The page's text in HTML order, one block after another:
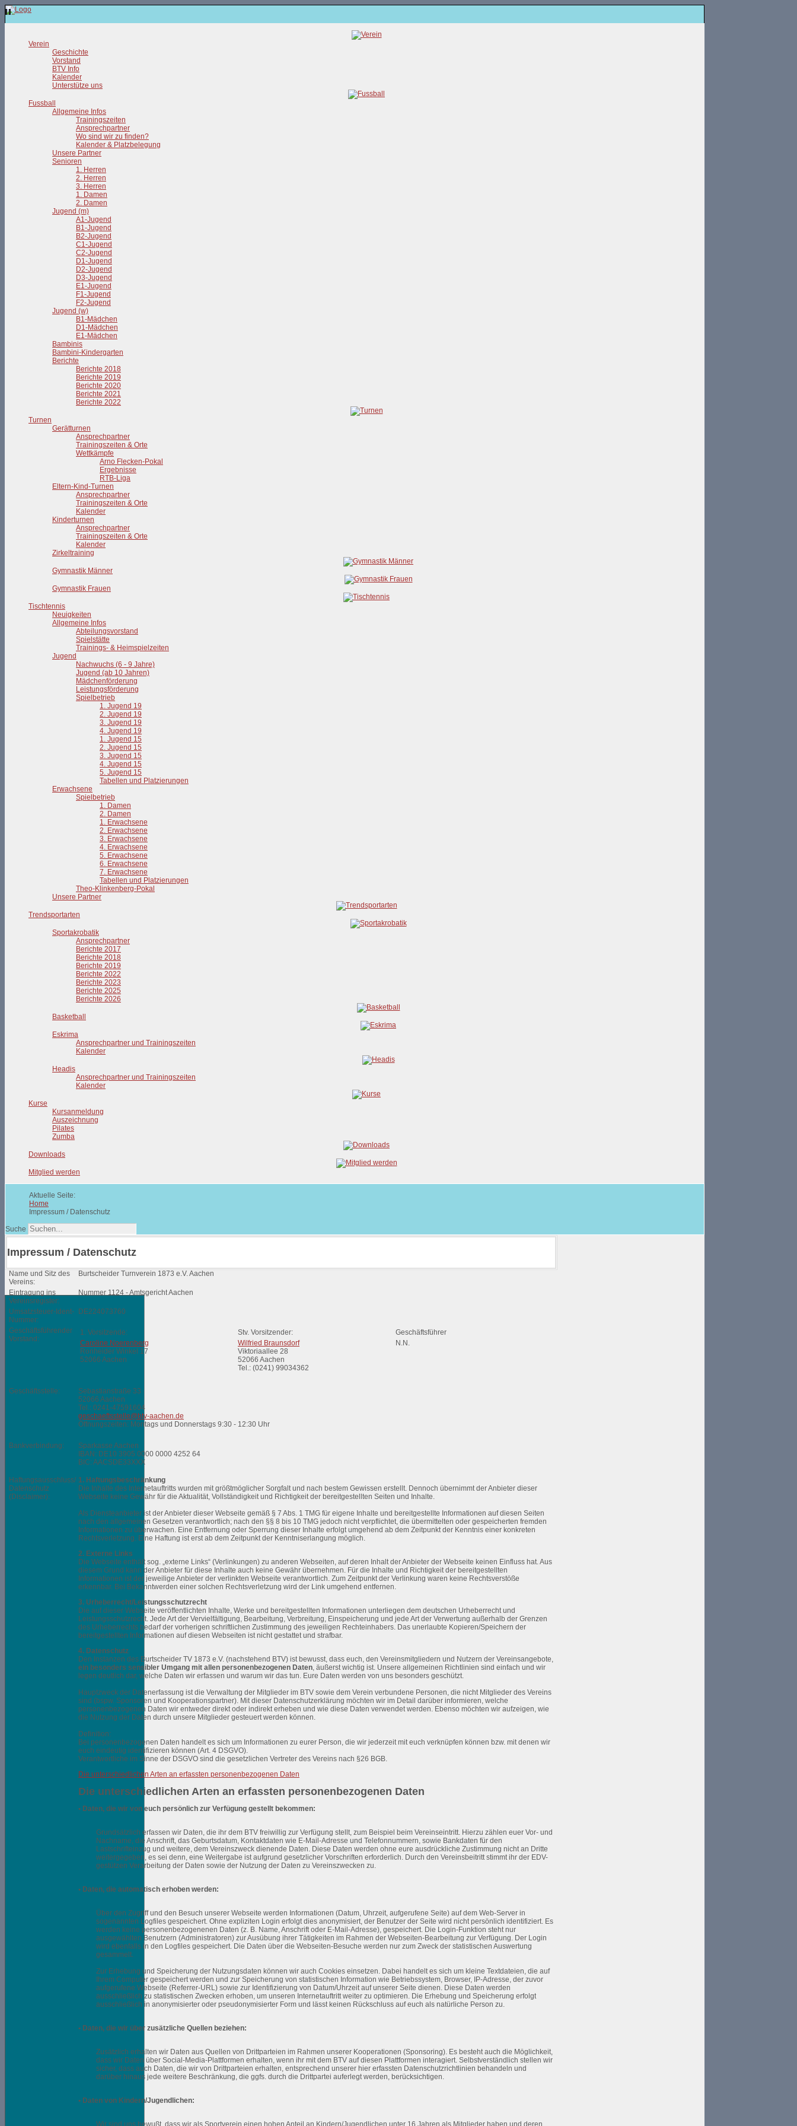
Verein
Geschichte
Vorstand
BTV Info
Kalender
Unterstütze uns
Fussball
Allgemeine Infos
Trainingszeiten
Ansprechpartner
Wo sind wir zu finden?
Kalender & Platzbelegung
Unsere Partner
Senioren
1. Herren
2. Herren
3. Herren
1. Damen
2. Damen
Jugend (m)
A1-Jugend
B1-Jugend
B2-Jugend
C1-Jugend
C2-Jugend
D1-Jugend
D2-Jugend
D3-Jugend
E1-Jugend
F1-Jugend
F2-Jugend
Jugend (w)
B1-Mädchen
D1-Mädchen
E1-Mädchen
Bambinis
Bambini-Kindergarten
Berichte
Berichte 2018
Berichte 2019
Berichte 2020
Berichte 2021
Berichte 2022
Turnen
Gerätturnen
Ansprechpartner
Trainingszeiten & Orte
Wettkämpfe
Arno Flecken-Pokal
Ergebnisse
RTB-Liga
Eltern-Kind-Turnen
Ansprechpartner
Trainingszeiten & Orte
Kalender
Kinderturnen
Ansprechpartner
Trainingszeiten & Orte
Kalender
Zirkeltraining
Gymnastik Männer
Gymnastik Frauen
Tischtennis
Neuigkeiten
Allgemeine Infos
Abteilungsvorstand
Spielstätte
Trainings- & Heimspielzeiten
Jugend
Nachwuchs (6 - 9 Jahre)
Jugend (ab 10 Jahren)
Mädchenförderung
Leistungsförderung
Spielbetrieb
1. Jugend 19
2. Jugend 19
3. Jugend 19
4. Jugend 19
1. Jugend 15
2. Jugend 15
3. Jugend 15
4. Jugend 15
5. Jugend 15
Tabellen und Platzierungen
Erwachsene
Spielbetrieb
1. Damen
2. Damen
1. Erwachsene
2. Erwachsene
3. Erwachsene
4. Erwachsene
5. Erwachsene
6. Erwachsene
7. Erwachsene
Tabellen und Platzierungen
Theo-Klinkenberg-Pokal
Unsere Partner
Trendsportarten
Sportakrobatik
Ansprechpartner
Berichte 2017
Berichte 2018
Berichte 2019
Berichte 2022
Berichte 2023
Berichte 2025
Berichte 2026
Basketball
Eskrima
Ansprechpartner und Trainingszeiten
Kalender
Headis
Ansprechpartner und Trainingszeiten
Kalender
Kurse
Kursanmeldung
Auszeichnung
Pilates
Zumba
Downloads
Mitglied werden
Aktuelle Seite:
Home
Impressum / Datenschutz
Suche
Impressum / Datenschutz
Name und Sitz des
Vereins:
Burtscheider Turnverein 1873 e.V. Aachen
Eintragung ins
Vereinsregister:
Nummer 1124 - Amtsgericht Aachen
Umsatzsteuer-Ident-
Nummer:
DE224073760
Geschäftsführender
Vorstand:
1. Vorsitzende: Stv. Vorsitzender:
Geschäftsführer
Caroline Noerenberg
Ronheider Winkel 17
52066 Aachen
Wilfried Braunsdorf
Viktoriaallee 28
52066 Aachen
Tel.: (0241) 99034362
N.N.
Geschäftsstelle:
Sebastianstraße 33
52066 Aachen
Tel.: 0241-47591604
geschaeftsstelle@btv-aachen.de
Öffnungszeiten: Montags und Donnerstags 9:30 - 12:30 Uhr
Bankverbindung:
Sparkasse Aachen
IBAN: DE10 3905 0000 0000 4252 64
BIC: AACSDE33XXX
Haftungsausschluss/
Datenschutz
(Disclaimer):
1. Haftungsbeschränkung
Die Inhalte des Internetauftritts wurden mit größtmöglicher Sorgfalt und nach bestem Gewissen erstellt. Dennoch übernimmt der Anbieter dieser
Webseite keine Gewähr für die Aktualität, Vollständigkeit und Richtigkeit der bereitgestellten Seiten und Inhalte.
Als Diensteanbieter ist der Anbieter dieser Webseite gemäß § 7 Abs. 1 TMG für eigene Inhalte und bereitgestellte Informationen auf diesen Seiten
nach den allgemeinen Gesetzen verantwortlich; nach den §§ 8 bis 10 TMG jedoch nicht verpflichtet, die übermittelten oder gespeicherten fremden
Informationen zu überwachen. Eine Entfernung oder Sperrung dieser Inhalte erfolgt umgehend ab dem Zeitpunkt der Kenntnis einer konkreten
Rechtsverletzung. Eine Haftung ist erst ab dem Zeitpunkt der Kenntniserlangung möglich.
2. Externe Links
Die Webseite enthält sog. „externe Links“ (Verlinkungen) zu anderen Webseiten, auf deren Inhalt der Anbieter der Webseite keinen Einfluss hat. Aus
diesem Grund kann der Anbieter für diese Inhalte auch keine Gewähr übernehmen. Für die Inhalte und Richtigkeit der bereitgestellten
Informationen ist der jeweilige Anbieter der verlinkten Webseite verantwortlich. Zum Zeitpunkt der Verlinkung waren keine Rechtsverstöße
erkennbar. Bei Bekanntwerden einer solchen Rechtsverletzung wird der Link umgehend entfernen.
3. Urheberrecht/Leistungsschutzrecht
Die auf dieser Webseite veröffentlichten Inhalte, Werke und bereitgestellten Informationen unterliegen dem deutschen Urheberrecht und
Leistungsschutzrecht. Jede Art der Vervielfältigung, Bearbeitung, Verbreitung, Einspeicherung und jede Art der Verwertung außerhalb der Grenzen
des Urheberrechts bedarf der vorherigen schriftlichen Zustimmung des jeweiligen Rechteinhabers. Das unerlaubte Kopieren/Speichern der
bereitgestellten Informationen auf diesen Webseiten ist nicht gestattet und strafbar.
4. Datenschutz
Den Instanzen des Burtscheider TV 1873 e.V. (nachstehend BTV) ist bewusst, dass euch, den Vereinsmitgliedern und Nutzern der Vereinsangebote,
ein besonders sensibler Umgang mit allen personenbezogenen Daten, äußerst wichtig ist. Unsere allgemeinen Richtlinien sind einfach und wir
legen deutlich dar, welche Daten wir erfassen und warum wir das tun. Eure Daten werden von uns besonders geschützt.
Hauptzweck der Datenerfassung ist die Verwaltung der Mitglieder im BTV sowie dem Verein verbundene Personen, die nicht Mitglieder des Vereins
sind (bspw. Sponsoren und Kooperationspartner). Mit dieser Datenschutzerklärung möchten wir im Detail darüber informieren, welche
personenbezogenen Daten wir entweder direkt oder indirekt erheben und wie diese Daten verwendet werden. Ebenso möchten wir aufzeigen, wie
die Nutzung der Daten durch unsere Mitglieder gesteuert werden können.
Definition:
Bei personenbezogenen Daten handelt es sich um Informationen zu eurer Person, die wir jederzeit mit euch verknüpfen können bzw. mit denen wir
euch eindeutig identifizieren können (Art. 4 DSGVO).
Verantwortliche im Sinne der DSGVO sind die gesetzlichen Vertreter des Vereins nach §26 BGB.
Die unterschiedlichen Arten an erfassten personenbezogenen Daten
Die unterschiedlichen Arten an erfassten personenbezogenen Daten
• Daten, die wir von euch persönlich zur Verfügung gestellt bekommen:
Grundsätzlich erfassen wir Daten, die ihr dem BTV freiwillig zur Verfügung stellt, zum Beispiel beim Vereinseintritt. Hierzu zählen euer Vor- und
Nachname, die Anschrift, das Geburtsdatum, Kontaktdaten wie E-Mail-Adresse und Telefonnummern, sowie Bankdaten für den
Lastschrifteinzug und weitere, dem Vereinszweck dienende Daten. Diese Daten werden ohne eure ausdrückliche Zustimmung nicht an Dritte
weitergegeben, es sei denn, eine Weitergabe ist aufgrund gesetzlicher Vorschriften erforderlich. Durch den Vereinsbeitritt stimmt ihr der EDV-
gestützen Verarbeitung der Daten sowie der Nutzung der Daten zu Vereinszwecken zu.
• Daten, die automatisch erhoben werden:
Über den Zugriff und den Besuch unserer Webseite werden Informationen (Datum, Uhrzeit, aufgerufene Seite) auf dem Web-Server in
sogenannten Logfiles gespeichert. Ohne expliziten Login erfolgt dies anonymisiert, der Benutzer der Seite wird nicht persönlich identifiziert. Es
werden keine personenbezogenenen Daten (z. B. Name, Anschrift oder E-Mail-Adresse), gespeichert. Die Login-Funktion steht nur
ausgewählten Benutzern (Administratoren) zur Ausübung ihrer Tätigkeiten im Rahmen der Webseiten-Bearbeitung zur Verfügung. Der Login
wird ebenfalls in den Logfiles gespeichert. Die Daten über die Webseiten-Besuche werden nur zum Zweck der statistischen Auswertung
gesammelt.
Zur Erhebung und Speicherung der Nutzungsdaten können wir auch Cookies einsetzen. Dabei handelt es sich um kleine Textdateien, die auf
Ihrem Computer gespeichert werden und zur Speicherung von statistischen Information wie Betriebssystem, Browser, IP-Adresse, der zuvor
aufgerufene Webseite (Referrer-URL) sowie zur Identifizierung von Datum/Uhrzeit auf unserer Seite dienen. Diese Daten werden
ausschließlich zu statistischen Zwecken erhoben, um unseren Internetauftritt weiter zu optimieren. Die Erhebung und Speicherung erfolgt
ausschließlich in anonymisierter oder pseudonymisierter Form und lässt keinen Rückschluss auf euch als natürliche Person zu.
• Daten, die wir über zusätzliche Quellen beziehen:
Zusätzlich erhalten wir Daten aus Quellen von Drittparteien im Rahmen unserer Kooperationen (Sponsoring). Es besteht auch die Möglichkeit,
dass wir Daten über Social-Media-Plattformen erhalten, wenn ihr mit dem BTV auf diesen Plattformen interagiert. Selbstverständlich stellen wir
sicher, dass auch Daten, die wir von Drittparteien erhalten, entsprechend unserer hier erfassten Datenschutzrichtlinien behandeln und
darüber hinaus jede weitere Beschränkung, die ggfs. durch die Drittpartei auferlegt werden, berücksichtigen.
• Daten von Kindern/Jugendlichen:
Wir sind uns bewußt, dass wir als Sportverein einen hohen Anteil an Kindern/Jugendlichen unter 16 Jahren als Mitglieder haben und deren